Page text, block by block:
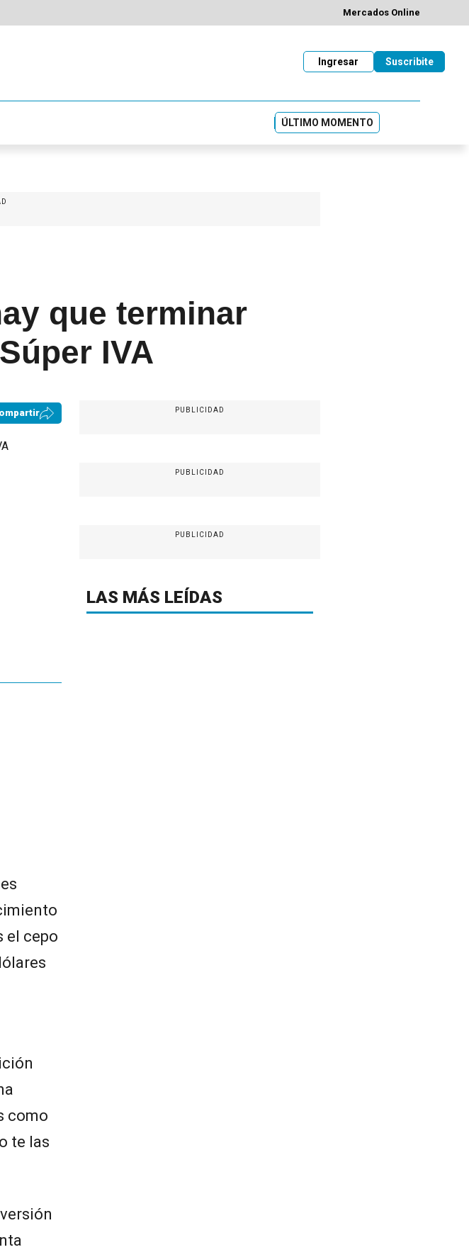
Mercados Online
Suscribite
Ingresar
ÚLTIMO MOMENTO
que terminar
IVA
el cepo
como
te las
PUBLICIDAD
PUBLICIDAD
PUBLICIDAD
LAS MÁS LEÍDAS